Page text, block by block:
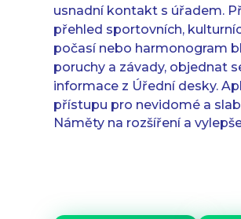
usnadní kontakt s úřadem.
přehled sportovních,
počasí nebo harmonogram
poruchy a závady, objednat
informace z Úřední desky.
přístupu pro nevidomé a
Náměty na rozšíření a